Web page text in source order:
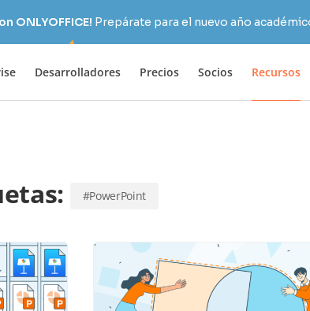
ONLYOFFICE! Prepárate para el nuevo año
Desarrolladores Precios Socios Recursos
#PowerPoint